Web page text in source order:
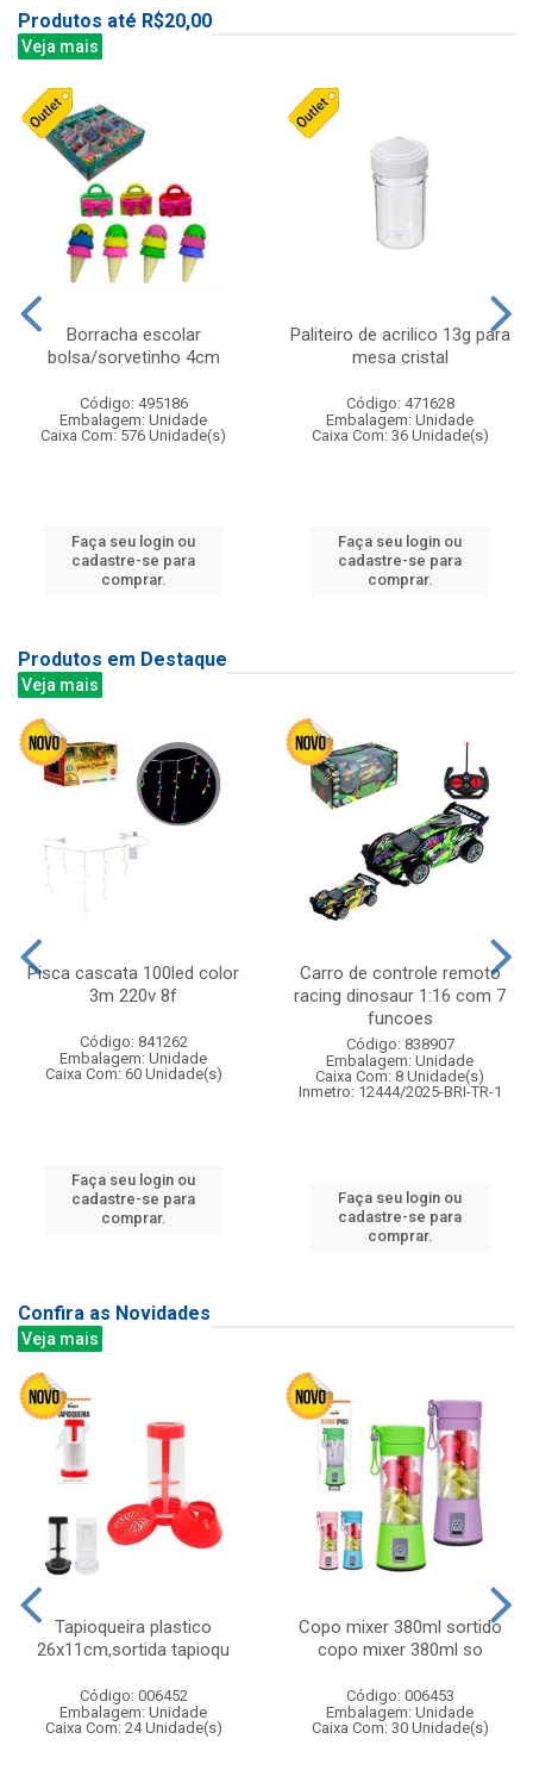
Produtos até R$20,00
Veja mais
Borracha escolar
bolsa/sorvetinho 4cm
Código: 495186
Embalagem: Unidade
Caixa Com: 576 Unidade(s)
Faça seu login ou
cadastre-se para
comprar.
Paliteiro de acrilico 13g para
mesa cristal
Código: 471628
Embalagem: Unidade
Caixa Com: 36 Unidade(s)
Faça seu login ou
cadastre-se para
comprar.
Produtos em Destaque
Veja mais
Pisca cascata 100led color
3m 220v 8f
Código: 841262
Embalagem: Unidade
Caixa Com: 60 Unidade(s)
Faça seu login ou
cadastre-se para
comprar.
Carro de controle remoto
racing dinosaur 1:16 com 7
funcoes
Código: 838907
Embalagem: Unidade
Caixa Com: 8 Unidade(s)
Inmetro: 12444/2025-BRI-TR-1
Faça seu login ou
cadastre-se para
comprar.
Confira as Novidades
Veja mais
Tapioqueira plastico
26x11cm,sortida tapioqu
Código: 006452
Embalagem: Unidade
Caixa Com: 24 Unidade(s)
Copo mixer 380ml sortido
copo mixer 380ml so
Código: 006453
Embalagem: Unidade
Caixa Com: 30 Unidade(s)